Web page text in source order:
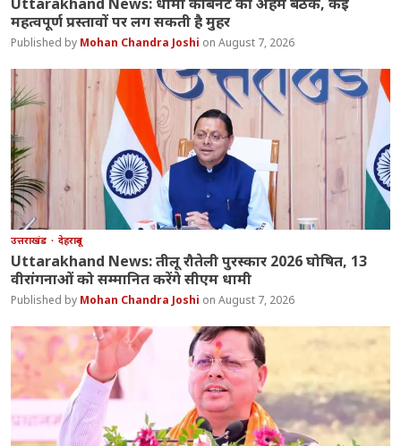
महत्वपूर्ण प्रस्तावों पर लग सकती है मुहर
Mohan Chandra Joshi August 7, 2026
उत्तराखंड देहरादून
Uttarakhand News: तीलू रौतेली पुरस्कार 2026 घोषित, 13
वीरांगनाओं को सम्मानित करेंगे सीएम धामी
Mohan Chandra Joshi August 7, 2026